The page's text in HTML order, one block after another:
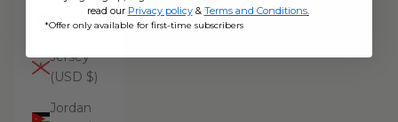
Japan
(USD $)
Jersey
(USD $)
Jordan
read our Privacy policy& Terms and Conditions.
*Offer only available for first-time subscribers